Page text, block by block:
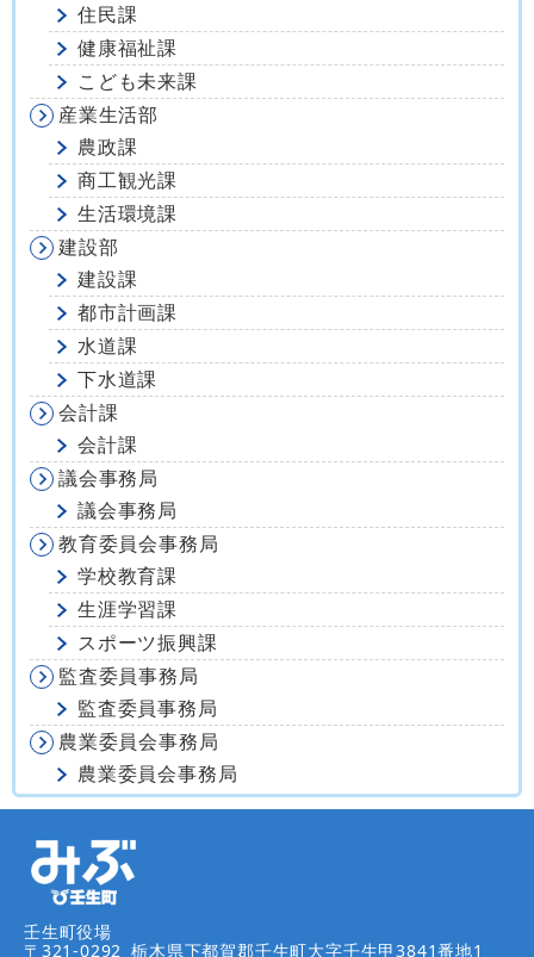
住民課
健康福祉課
こども未来課
産業生活部
農政課
商工観光課
生活環境課
建設部
建設課
都市計画課
水道課
下水道課
会計課
会計課
議会事務局
議会事務局
教育委員会事務局
学校教育課
生涯学習課
スポーツ振興課
監査委員事務局
監査委員事務局
農業委員会事務局
農業委員会事務局
壬生町役場
〒321-0292 栃木県下都賀郡壬生町大字壬生甲3841番地1